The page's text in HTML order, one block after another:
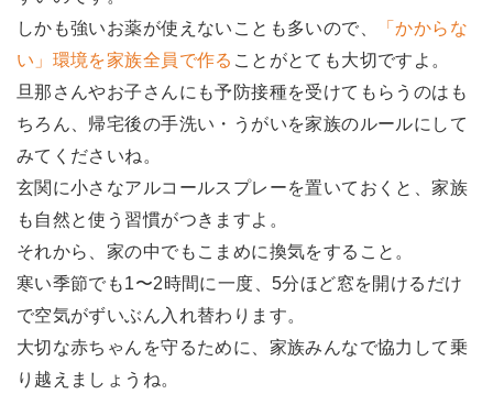
しかも強いお薬が使えないことも多いので、
「かからな
い」環境を家族全員で作る ことがとても大切ですよ。
旦那さんやお子さんにも予防接種を受けてもらうのはも
ちろん、帰宅後の手洗い・うがいを家族のルールにして
みてくださいね。
玄関に小さなアルコールスプレーを置いておくと、家族
も自然と使う習慣がつきますよ。
それから、家の中でもこまめに換気をすること。
寒い季節でも1〜2時間に一度、5分ほど窓を開けるだけ
で空気がずいぶん入れ替わります。
大切な赤ちゃんを守るために、家族みんなで協力して乗
り越えましょうね。